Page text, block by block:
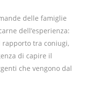
delle famiglie
dell’esperienza:
rapporto tra coniugi,
di capire il
che vengono dal